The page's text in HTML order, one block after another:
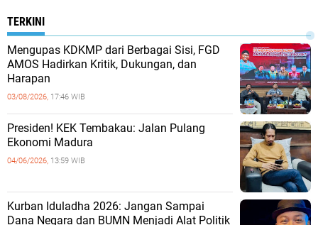
TERKINI
Mengupas KDKMP dari Berbagai Sisi, FGD
AMOS Hadirkan Kritik, Dukungan, dan
Harapan
03/08/2026, 17:46 WIB
Presiden! KEK Tembakau: Jalan Pulang
Ekonomi Madura
04/06/2026, 13:59 WIB
Kurban Iduladha 2026: Jangan Sampai
Dana Negara dan BUMN Menjadi Alat Politik